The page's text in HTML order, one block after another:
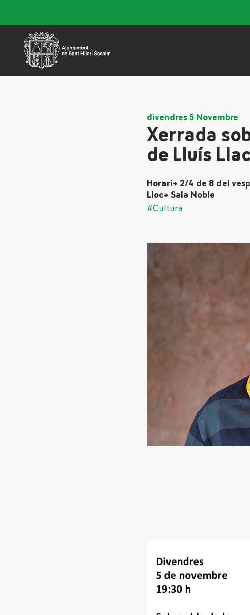
divendres 5 Novembre
Xerrada
de Lluís
Horari→ 2/4 de 8 del
Lloc→ Sala Noble
#Cultura